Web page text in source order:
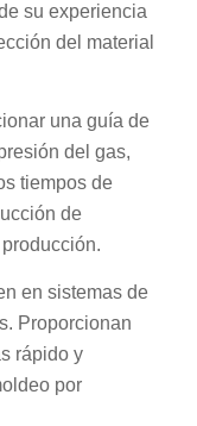
su experiencia
del material
una guía de
del gas,
tiempos de
de
en sistemas de
Proporcionan
rápido y
por